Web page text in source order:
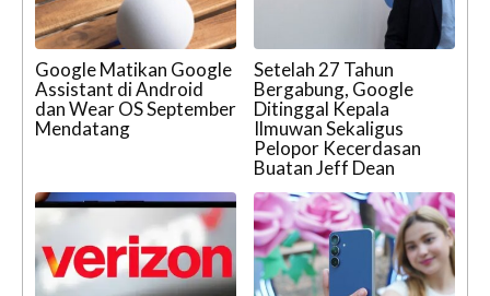
Google Matikan Google
Assistant di Android
dan Wear OS September
Mendatang
Setelah 27 Tahun
Bergabung, Google
Ditinggal Kepala
Ilmuwan Sekaligus
Pelopor Kecerdasan
Buatan Jeff Dean